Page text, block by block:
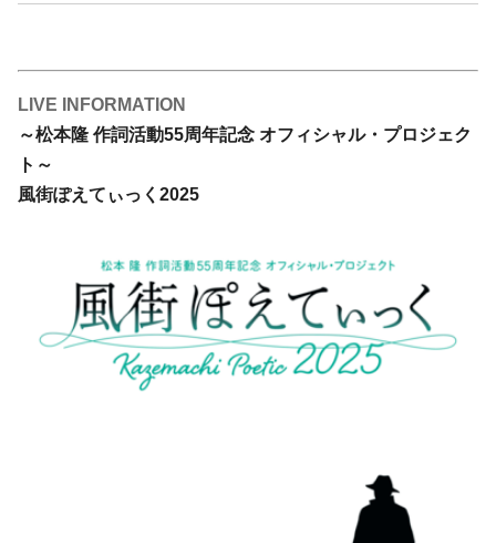
LIVE INFORMATION
～松本隆 作詞活動55周年記念 オフィシャル・プロジェク
ト～
風街ぽえてぃっく2025